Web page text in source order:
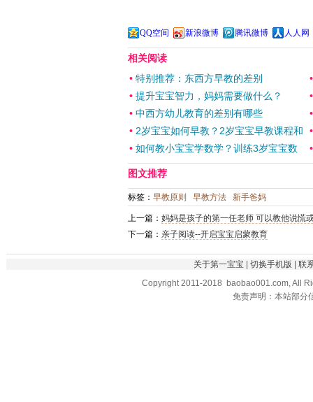
QQ空间 新浪微博 腾讯微博 人人网
相关阅读
• 特别推荐：东西方早教的差别
• 提升宝宝智力，妈妈需要做什么？
• 中西方幼儿教育的差别有哪些
• 2岁宝宝如何早教？2岁宝宝早教课程和
• 如何教小宝宝学数学？训练3岁宝宝数
图文推荐
标签： 早教原则 早教方法 新手爸妈
上一篇： 妈妈是孩子的第一任老师 可以教他说慌
下一篇： 亲子阅读--开启宝宝启蒙教育
关于第一宝宝 | 切换手机版 | 联
Copyright 2011-2018 baobao001.com, All
免责声明：本站部分